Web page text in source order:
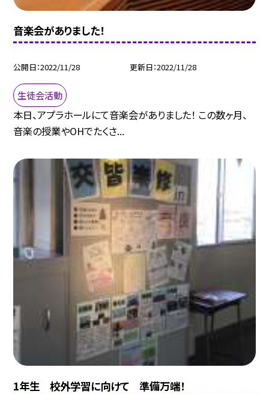
音楽会がありました！
公開日 2022/11/28 更新日 2022/11/28
生徒会活動
本日、アプラホールにて音楽会がありました！ この数ヶ月、
音楽の授業やOHでたくさ...
1年生 校外学習に向けて 準備万端！